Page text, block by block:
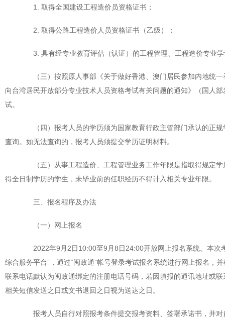
1. 取得全国建设工程造价员资格证书；
2. 取得公路工程造价人员资格证书（乙级）；
3. 具有经专业教育评估（认证）的工程管理、工程造价专业学
（三）按照原人事部《关于做好香港、澳门居民参加内地统一
向台湾居民开放部分专业技术人员资格考试有关问题的通知》（国人
试。
（四）报考人员的学历须为国家教育行政主管部门承认的正规
查询。如无法查询的，报考人员须提交学历证明材料。
（五）从事工程造价、工程管理业务工作年限是指取得规定学
得全日制学历的学生，未毕业前的任职经历不得计入相关专业年限。
三、报名程序及办法
（一）网上报名
2022年9月2日10:00至9月8日24:00开放网上报名系统。本次
综合服务平台”，通过“闽政通”帐号登录考试报名系统进行网上报名
联系电话默认为闽政通绑定的注册电话号码，若因填报的通讯地址或
相关短信发送之日或文书退回之日视为送达之日。
报考人员自行对照报考条件提交报考资料、签署承诺书，并对